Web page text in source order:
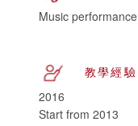
Music performance
教學經驗
2016
Start from 2013